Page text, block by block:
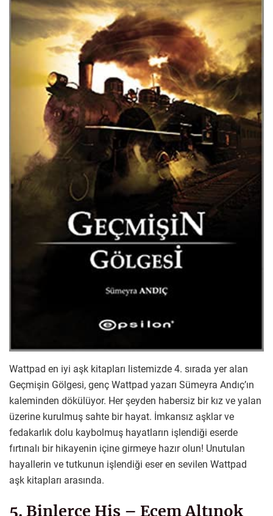
Wattpad en iyi aşk kitapları listemizde 4. sırada yer alan
Geçmişin Gölgesi, genç Wattpad yazarı Sümeyra Andıç’ın
kaleminden dökülüyor. Her şeyden habersiz bir kız ve yalan
üzerine kurulmuş sahte bir hayat. İmkansız aşklar ve
fedakarlık dolu kaybolmuş hayatların işlendiği eserde
fırtınalı bir hikayenin içine girmeye hazır olun! Unutulan
hayallerin ve tutkunun işlendiği eser en sevilen Wattpad
aşk kitapları arasında.
5. Binlerce His – Ecem Altınok